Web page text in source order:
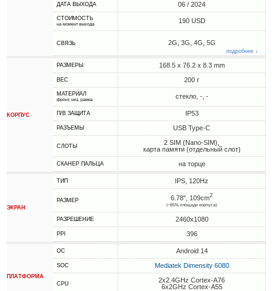
ДАТА ВЫХОДА 06 / 2024
СТОИМОСТЬ
на момент выхода 190 USD
СВЯЗЬ 2G, 3G, 4G, 5G
подробнее ↓
КОРПУС
РАЗМЕРЫ 168.5 x 76.2 x 8.3 mm
ВЕС 200 г
МАТЕРИАЛ
фронт, низ, рамка стекло, -, -
П/В ЗАЩИТА IP53
РАЗЪЕМЫ USB Type-C
СЛОТЫ
2 SIM (Nano-SIM),
карта памяти (отдельный слот)
СКАНЕР ПАЛЬЦА на торце
ЭКРАН
ТИП IPS, 120Hz
РАЗМЕР 6.78", 109cm2
(~85% площади корпуса)
РАЗРЕШЕНИЕ 2460x1080
PPI 396
ПЛАТФОРМА
ОС Android 14
SOC Mediatek Dimensity 6080
CPU
2x2.4GHz Cortex-A76
6x2GHz Cortex-A55